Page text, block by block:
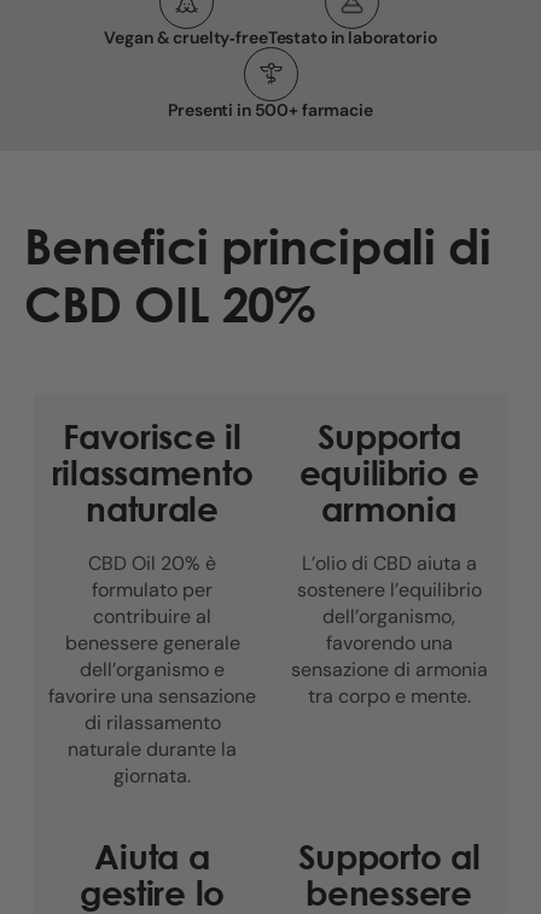
Vegan & cruelty‑freeTestato in laboratorio
Presenti in 500+ farmacie
Benefici principali di
CBD OIL 20%
Favorisce il
rilassamento
naturale
CBD Oil 20% è
formulato per
contribuire al
benessere generale
dell’organismo e
favorire una sensazione
di rilassamento
naturale durante la
giornata.
Supporta
equilibrio e
armonia
L’olio di CBD aiuta a
sostenere l’equilibrio
dell’organismo,
favorendo una
sensazione di armonia
tra corpo e mente.
Aiuta a
gestire lo
Supporto al
benessere